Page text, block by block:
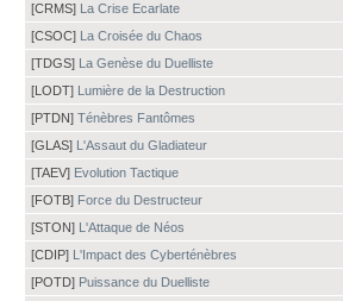
[CRMS] La Crise Ecarlate
[CSOC] La Croisée du Chaos
[TDGS] La Genèse du Duelliste
[LODT] Lumière de la Destruction
[PTDN] Ténèbres Fantômes
[GLAS] L'Assaut du Gladiateur
[TAEV] Evolution Tactique
[FOTB] Force du Destructeur
[STON] L'Attaque de Néos
[CDIP] L'Impact des Cyberténèbres
[POTD] Puissance du Duelliste